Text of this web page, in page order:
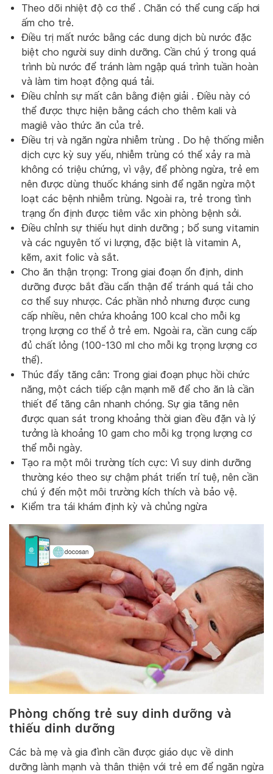
Theo dõi nhiệt độ cơ thể . Chăn có thể cung cấp hơi
ấm cho trẻ.
Điều trị mất nước bằng các dung dịch bù nước đặc
biệt cho người suy dinh dưỡng. Cần chú ý trong quá
trình bù nước để tránh làm ngập quá trình tuần hoàn
và làm tim hoạt động quá tải.
Điều chỉnh sự mất cân bằng điện giải . Điều này có
thể được thực hiện bằng cách cho thêm kali và
magiê vào thức ăn của trẻ.
Điều trị và ngăn ngừa nhiễm trùng . Do hệ thống miễn
dịch cực kỳ suy yếu, nhiễm trùng có thể xảy ra mà
không có triệu chứng, vì vậy, để phòng ngừa, trẻ em
nên được dùng thuốc kháng sinh để ngăn ngừa một
loạt các bệnh nhiễm trùng. Ngoài ra, trẻ trong tình
trạng ổn định được tiêm vắc xin phòng bệnh sởi.
Điều chỉnh sự thiếu hụt dinh dưỡng ; bổ sung vitamin
và các nguyên tố vi lượng, đặc biệt là vitamin A,
kẽm, axit folic và sắt.
Cho ăn thận trọng: Trong giai đoạn ổn định, dinh
dưỡng được bắt đầu cẩn thận để tránh quá tải cho
cơ thể suy nhược. Các phần nhỏ nhưng được cung
cấp nhiều, nên chứa khoảng 100 kcal cho mỗi kg
trọng lượng cơ thể ở trẻ em. Ngoài ra, cần cung cấp
đủ chất lỏng (100-130 ml cho mỗi kg trọng lượng cơ
thể).
Thúc đẩy tăng cân: Trong giai đoạn phục hồi chức
năng, một cách tiếp cận mạnh mẽ để cho ăn là cần
thiết để tăng cân nhanh chóng. Sự gia tăng nên
được quan sát trong khoảng thời gian đều đặn và lý
tưởng là khoảng 10 gam cho mỗi kg trọng lượng cơ
thể mỗi ngày.
Tạo ra một môi trường tích cực: Vì suy dinh dưỡng
thường kéo theo sự chậm phát triển trí tuệ, nên cần
chú ý đến một môi trường kích thích và bảo vệ.
Kiểm tra tái khám định kỳ và chủng ngừa
Phòng chống trẻ suy dinh dưỡng và
thiếu dinh dưỡng
Các bà mẹ và gia đình cần được giáo dục về dinh
dưỡng lành mạnh và thân thiện với trẻ em để ngăn ngừa